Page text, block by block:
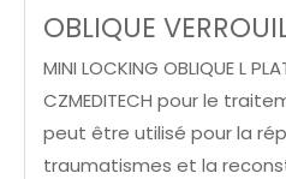
OBLIQUE
MINI LOCKING OBLIQUE L
CZMEDITECH pour le
peut être utilisé pour la
traumatismes et la